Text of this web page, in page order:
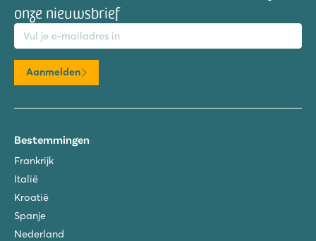
onze nieuwsbrief
Aanmelden
Bestemmingen
Frankrijk
Italië
Kroatië
Spanje
Nederland